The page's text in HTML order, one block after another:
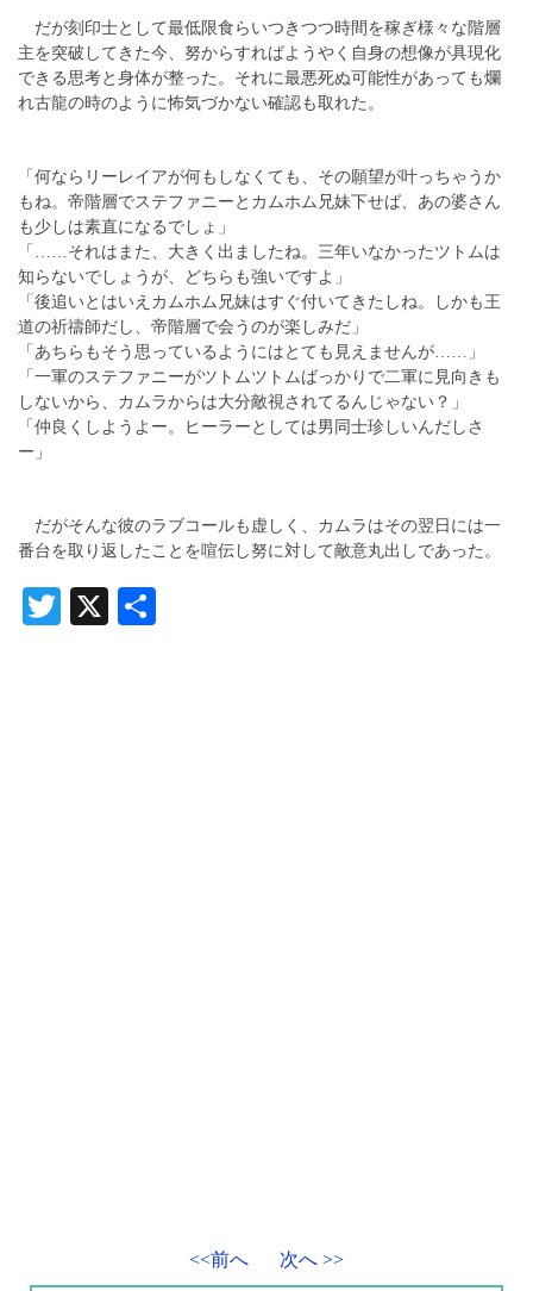
だが刻印士として最低限食らいつきつつ時間を稼ぎ様々な階層
主を突破してきた今、努からすればようやく自身の想像が具現化
できる思考と身体が整った。それに最悪死ぬ可能性があっても爛
れ古龍の時のように怖気づかない確認も取れた。
「何ならリーレイアが何もしなくても、その願望が叶っちゃうか
もね。帝階層でステファニーとカムホム兄妹下せば、あの婆さん
も少しは素直になるでしょ」
「……それはまた、大きく出ましたね。三年いなかったツトムは
知らないでしょうが、どちらも強いですよ」
「後追いとはいえカムホム兄妹はすぐ付いてきたしね。しかも王
道の祈禱師だし、帝階層で会うのが楽しみだ」
「あちらもそう思っているようにはとても見えませんが……」
「一軍のステファニーがツトムツトムばっかりで二軍に見向きも
しないから、カムラからは大分敵視されてるんじゃない？」
「仲良くしようよー。ヒーラーとしては男同士珍しいんだしさ
ー」
だがそんな彼のラブコールも虚しく、カムラはその翌日には一
番台を取り返したことを喧伝し努に対して敵意丸出しであった。
Twitter
X
<<前へ 次へ >>